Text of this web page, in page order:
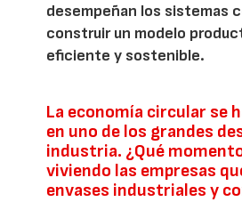
desempeñan los sistemas
construir un modelo
eficiente y sostenible.
La economía circular se
en uno de los grandes
industria. ¿Qué
viviendo las empresas
envases industriales y